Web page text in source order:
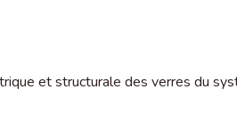
et structurale des verres du